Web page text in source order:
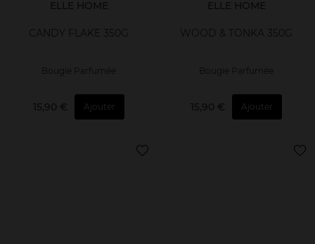
ELLE HOME
CANDY FLAKE 350G
Bougie Parfumée
15,90 € Ajouter
ELLE HOME
WOOD & TONKA 350G
Bougie Parfumée
15,90 € Ajouter